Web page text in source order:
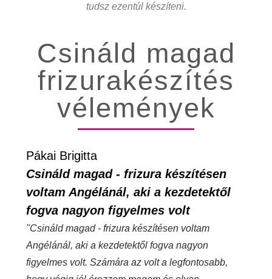
tudsz ezentúl készíteni.
Csináld magad
frizurakészítés
vélemények
Pákai Brigitta
Csináld magad - frizura készítésen
voltam Angélánál, aki a kezdetektől
fogva nagyon figyelmes volt
"Csináld magad - frizura készítésen voltam
Angélánál, aki a kezdetektől fogva nagyon
figyelmes volt. Számára az volt a legfontosabb,